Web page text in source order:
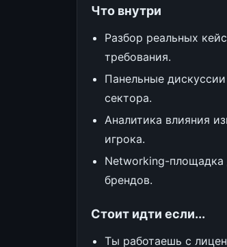
Что внутри
Разбор реальных
требования.
Панельные
сектора.
Аналитика влияния
игрока.
Networking-площадка
брендов.
Стоит идти если...
Ты работаешь с